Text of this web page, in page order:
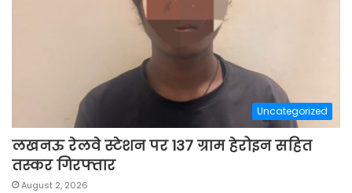
Uncategorized
लखनऊ रेलवे स्टेशन पर 137 ग्राम हेरोइन सहित
तस्कर गिरफ्तार
August 2, 2026